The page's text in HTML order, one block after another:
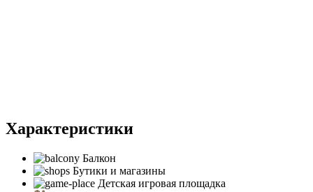
Характеристики
Балкон
Бутики и магазины
Детская игровая площадка